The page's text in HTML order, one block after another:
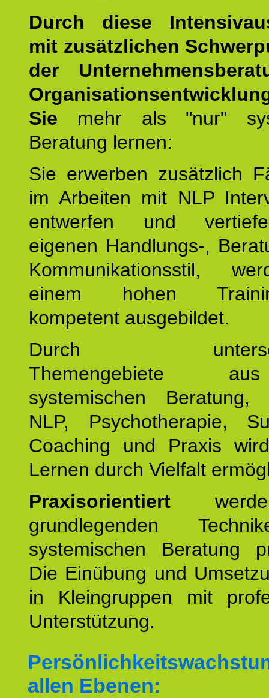
Durch diese
mit zusätzlichen
der
Sie mehr als "nur"
Beratung lernen:
Sie erwerben zusätzlich
im Arbeiten mit NLP
entwerfen und
eigenen Handlungs-,
Kommunikationsstil,
einem hohen
kompetent ausgebildet.
Durch
Themengebiete
systemischen Beratung,
NLP, Psychotherapie,
Coaching und Praxis
Lernen durch Vielfalt
Praxisorientiert
grundlegenden
systemischen Beratung
Die Einübung und
in Kleingruppen mit
Unterstützung.
allen Ebenen: